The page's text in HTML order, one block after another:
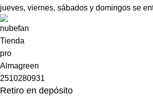
jueves, viernes, sábados y domingos se
Retiro en depósito